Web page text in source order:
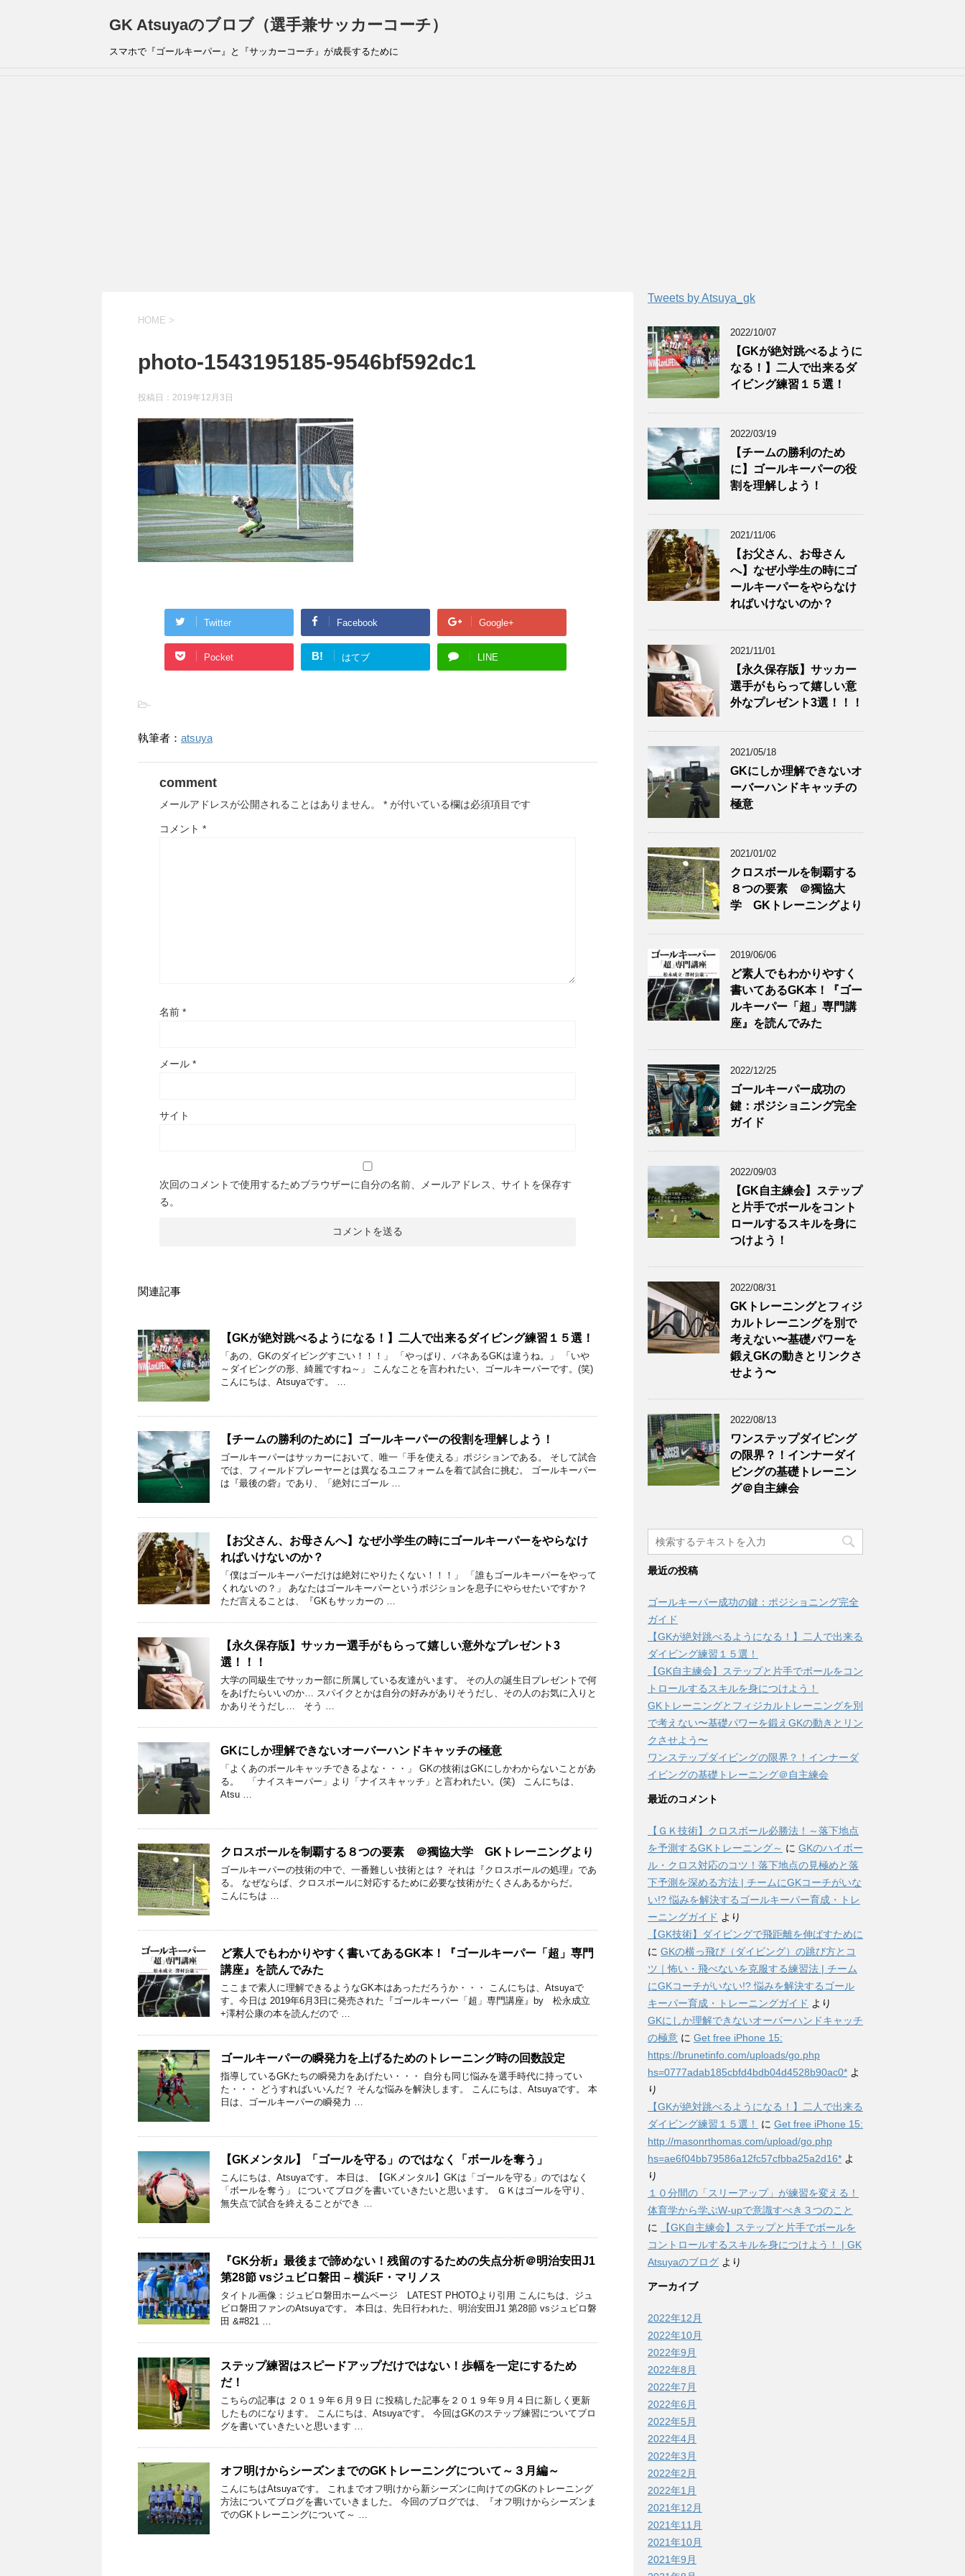
GK Atsuyaのブロブ（選手兼サッカーコーチ）
スマホで『ゴールキーパー』と『サッカーコーチ』が成長するために
HOME >
photo-1543195185-9546bf592dc1
投稿日： 2019年12月3日
Twitter Facebook Google+
Pocket B! はてブ LINE
-
執筆者： atsuya
comment
メールアドレスが公開されることはありません。 * が付いている欄は必須項目です
コメント *
名前 *
メール *
サイト
次回のコメントで使用するためブラウザーに自分の名前、メールアドレス、サイトを保存す
る。
関連記事
【GKが絶対跳べるようになる！】二人で出来るダイビング練習１５選！
「あの、GKのダイビングすごい！！！」 「やっぱり、バネあるGKは違うね。」 「いや
～ダイビングの形、綺麗ですね～」 こんなことを言われたい、ゴールキーパーです。(笑)
こんにちは、Atsuyaです。 …
【チームの勝利のために】ゴールキーパーの役割を理解しよう！
ゴールキーパーはサッカーにおいて、唯一「手を使える」ポジションである。 そして試合
では、フィールドプレーヤーとは異なるユニフォームを着て試合に挑む。 ゴールキーパー
は『最後の砦』であり、「絶対にゴール …
【お父さん、お母さんへ】なぜ小学生の時にゴールキーパーをやらなけ
ればいけないのか？
「僕はゴールキーパーだけは絶対にやりたくない！！！」 「誰もゴールキーパーをやって
くれないの？」 あなたはゴールキーパーというポジションを息子にやらせたいですか？
ただ言えることは、『GKもサッカーの …
【永久保存版】サッカー選手がもらって嬉しい意外なプレゼント3
選！！！
大学の同級生でサッカー部に所属している友達がいます。 その人の誕生日プレゼントで何
をあげたらいいのか… スパイクとかは自分の好みがありそうだし、その人のお気に入りと
かありそうだし… そう …
GKにしか理解できないオーバーハンドキャッチの極意
「よくあのボールキャッチできるよな・・・」 GKの技術はGKにしかわからないことがあ
る。 「ナイスキーパー」より「ナイスキャッチ」と言われたい。(笑) こんにちは、
Atsu …
クロスボールを制覇する８つの要素 ＠獨協大学 GKトレーニングより
ゴールキーパーの技術の中で、一番難しい技術とは？ それは『クロスボールの処理』であ
る。 なぜならば、クロスボールに対応するために必要な技術がたくさんあるからだ。
こんにちは …
ど素人でもわかりやすく書いてあるGK本！『ゴールキーパー「超」専門
講座』を読んでみた
ここまで素人に理解できるようなGK本はあっただろうか・・・ こんにちは、Atsuyaで
す。今日は 2019年6月3日に発売された『ゴールキーパー「超」専門講座』by 松永成立
+澤村公康の本を読んだので …
ゴールキーパーの瞬発力を上げるためのトレーニング時の回数設定
指導しているGKたちの瞬発力をあげたい・・・ 自分も同じ悩みを選手時代に持ってい
た・・・ どうすればいいんだ？ そんな悩みを解決します。 こんにちは、Atsuyaです。 本
日は、ゴールキーパーの瞬発力 …
【GKメンタル】「ゴールを守る」のではなく「ボールを奪う」
こんにちは、Atsuyaです。 本日は、【GKメンタル】GKは「ゴールを守る」のではなく
「ボールを奪う」 についてブログを書いていきたいと思います。 ＧＫはゴールを守り、
無失点で試合を終えることができ …
『GK分析』最後まで諦めない！残留のするための失点分析＠明治安田J1
第28節 vsジュビロ磐田 – 横浜F・マリノス
タイトル画像：ジュビロ磐田ホームページ LATEST PHOTOより引用 こんにちは、ジュ
ビロ磐田ファンのAtsuyaです。 本日は、先日行われた、明治安田J1 第28節 vsジュビロ磐
田 &#821 …
ステップ練習はスピードアップだけではない！歩幅を一定にするため
だ！
こちらの記事は ２０１９年６月９日 に投稿した記事を２０１９年９月４日に新しく更新
したものになります。 こんにちは、Atsuyaです。 今回はGKのステップ練習についてブロ
グを書いていきたいと思います …
オフ明けからシーズンまでのGKトレーニングについて～３月編～
こんにちはAtsuyaです。 これまでオフ明けから新シーズンに向けてのGKのトレーニング
方法についてブログを書いていきました。 今回のブログでは、『オフ明けからシーズンま
でのGKトレーニングについて～ …
Tweets by Atsuya_gk
2022/10/07
【GKが絶対跳べるように
なる！】二人で出来るダ
イビング練習１５選！
2022/03/19
【チームの勝利のため
に】ゴールキーパーの役
割を理解しよう！
2021/11/06
【お父さん、お母さん
へ】なぜ小学生の時にゴ
ールキーパーをやらなけ
ればいけないのか？
2021/11/01
【永久保存版】サッカー
選手がもらって嬉しい意
外なプレゼント3選！！！
2021/05/18
GKにしか理解できないオ
ーバーハンドキャッチの
極意
2021/01/02
クロスボールを制覇する
８つの要素 ＠獨協大
学 GKトレーニングより
2019/06/06
ど素人でもわかりやすく
書いてあるGK本！『ゴー
ルキーパー「超」専門講
座』を読んでみた
2022/12/25
ゴールキーパー成功の
鍵：ポジショニング完全
ガイド
2022/09/03
【GK自主練会】ステップ
と片手でボールをコント
ロールするスキルを身に
つけよう！
2022/08/31
GKトレーニングとフィジ
カルトレーニングを別で
考えない〜基礎パワーを
鍛えGKの動きとリンクさ
せよう〜
2022/08/13
ワンステップダイビング
の限界？！インナーダイ
ビングの基礎トレーニン
グ＠自主練会
最近の投稿
ゴールキーパー成功の鍵：ポジショニング完全
ガイド
【GKが絶対跳べるようになる！】二人で出来る
ダイビング練習１５選！
【GK自主練会】ステップと片手でボールをコン
トロールするスキルを身につけよう！
GKトレーニングとフィジカルトレーニングを別
で考えない〜基礎パワーを鍛えGKの動きとリン
クさせよう〜
ワンステップダイビングの限界？！インナーダ
イビングの基礎トレーニング＠自主練会
最近のコメント
【ＧＫ技術】クロスボール必勝法！～落下地点
を予測するGKトレーニング～ に GKのハイボー
ル・クロス対応のコツ！落下地点の見極めと落
下予測を深める方法 | チームにGKコーチがいな
い!? 悩みを解決するゴールキーパー育成・トレ
ーニングガイド より
【GK技術】ダイビングで飛距離を伸ばすために
に GKの横っ飛び（ダイビング）の跳び方とコ
ツ｜怖い・飛べないを克服する練習法 | チーム
にGKコーチがいない!? 悩みを解決するゴール
キーパー育成・トレーニングガイド より
GKにしか理解できないオーバーハンドキャッチ
の極意 に Get free iPhone 15:
https://brunetinfo.com/uploads/go.php
hs=0777adab185cbfd4bdb04d4528b90ac0* よ
り
【GKが絶対跳べるようになる！】二人で出来る
ダイビング練習１５選！
に Get free iPhone 15:
http://masonrthomas.com/upload/go.php
hs=ae6f04bb79586a12fc57cfbba25a2d16* よ
り
１０分間の「スリーアップ」が練習を変える！
体育学から学ぶW-upで意識すべき３つのこと
に
【GK自主練会】ステップと片手でボールを
コントロールするスキルを身につけよう！ | GK
Atsuyaのブログ より
アーカイブ
2022年12月
2022年10月
2022年9月
2022年8月
2022年7月
2022年6月
2022年5月
2022年4月
2022年3月
2022年2月
2022年1月
2021年12月
2021年11月
2021年10月
2021年9月